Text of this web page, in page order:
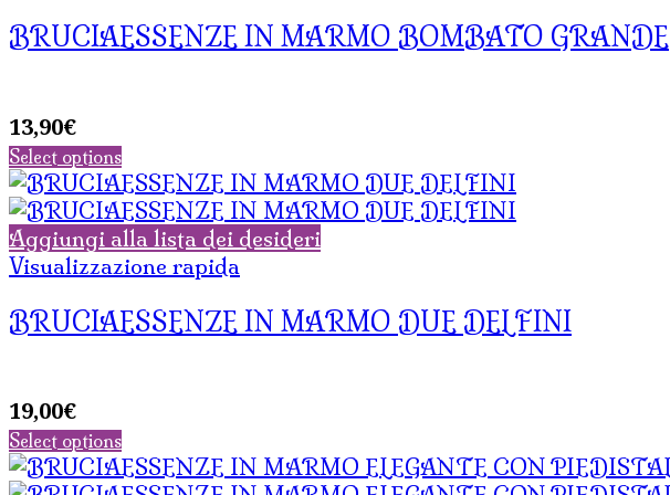
BRUCIAESSENZE IN MARMO BOMBATO GRANDE
13,90€
Select options
Aggiungi alla lista dei desideri
Visualizzazione rapida
BRUCIAESSENZE IN MARMO DUE DELFINI
19,00€
Select options